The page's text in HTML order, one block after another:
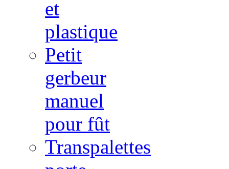
et
plastique
Petit
gerbeur
manuel
pour fût
Transpalettes